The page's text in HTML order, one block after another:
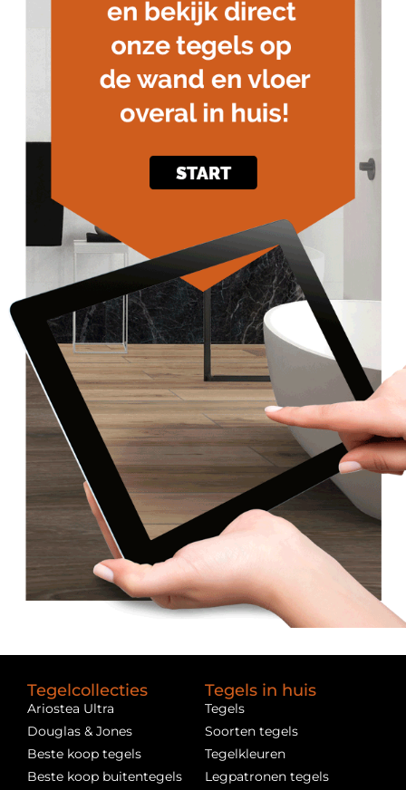
Tegelcollecties
Ariostea Ultra
Douglas & Jones
Beste koop tegels
Beste koop buitentegels
Tegels in huis
Tegels
Soorten tegels
Tegelkleuren
Legpatronen tegels